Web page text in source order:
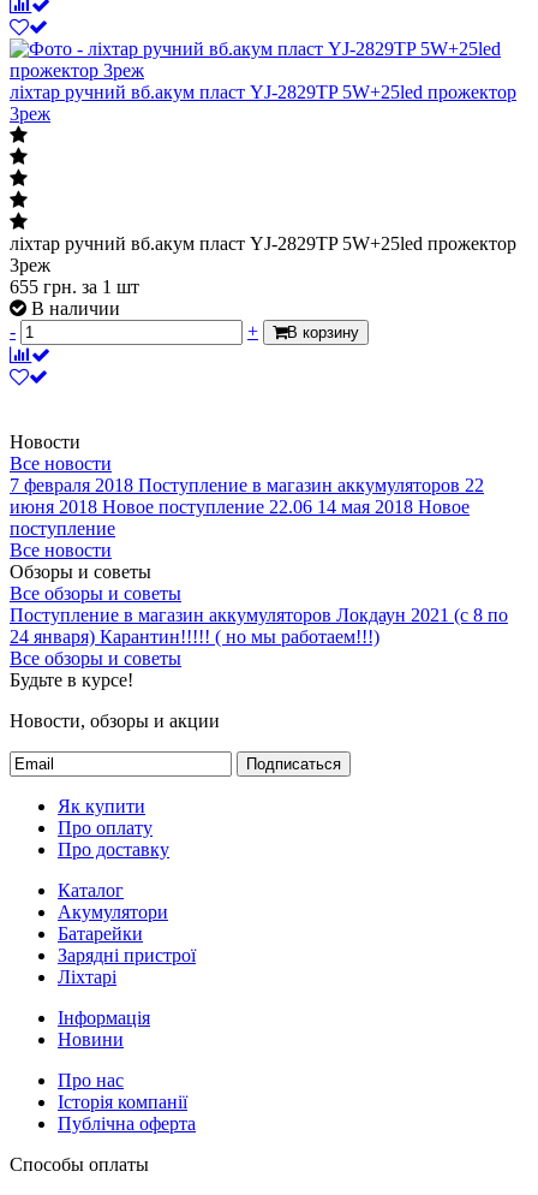
ліхтар ручний вб.акум пласт YJ-2829TP 5W+25led прожектор
3реж
ліхтар ручний вб.акум пласт YJ-2829TP 5W+25led прожектор
3реж
655 грн. за 1 шт
В наличии
-
+ В корзину
Новости
Все новости
7 февраля 2018 Поступление в магазин аккумуляторов 22
июня 2018 Новое поступление 22.06 14 мая 2018 Новое
поступление
Все новости
Обзоры и советы
Все обзоры и советы
Поступление в магазин аккумуляторов Локдаун 2021 (с 8 по
24 января) Карантин!!!!! ( но мы работаем!!!)
Все обзоры и советы
Будьте в курсе!
Новости, обзоры и акции
Подписаться
Як купити
Про оплату
Про доставку
Каталог
Акумулятори
Батарейки
Зарядні пристрої
Ліхтарі
Інформація
Новини
Про нас
Історія компанії
Публічна оферта
Способы оплаты